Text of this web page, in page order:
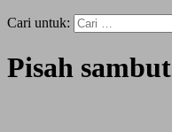
Cari untuk:
Pisah sambut